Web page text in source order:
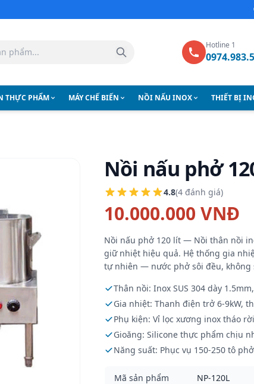
Hotline 1
THỰC PHẨM MÁY CHẾ BIẾN NỒI NẤU INOX THIẾT BỊ
Nồi nấu phở
4.8(4 đánh giá)
10.000.000 VNĐ
Nồi nấu phở 120 lít — Nồi thân nồi
giữ nhiệt hiệu quả. Hệ thống gia
tự nhiên — nước phở sôi đều, không
Thân nồi: Inox SUS 304 dày
Gia nhiệt: Thanh điện trở 6-9kW,
Phụ kiện: Vỉ lọc xương inox tháo
Gioăng: Silicone thực phẩm chịu
Năng suất: Phục vụ 150-250 tô
Mã sản phẩm NP-120L